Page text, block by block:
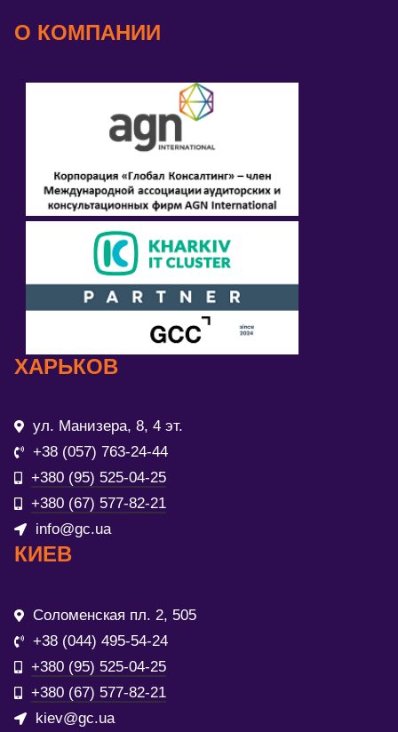
О КОМПАНИИ
ХАРЬКОВ
ул. Манизера, 8, 4 эт.
+38 (057) 763-24-44
+380 (95) 525-04-25
+380 (67) 577-82-21
info@gc.ua
КИЕВ
Соломенская пл. 2, 505
+38 (044) 495-54-24
+380 (95) 525-04-25
+380 (67) 577-82-21
kiev@gc.ua